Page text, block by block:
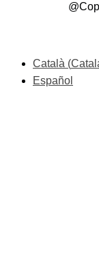
Català (
Español